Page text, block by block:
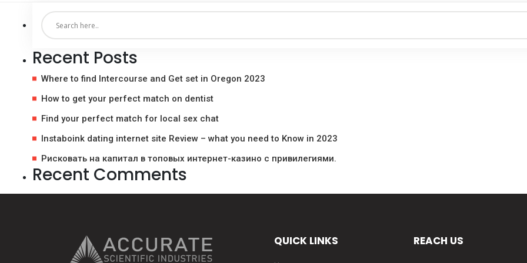
Recent Posts
Where to find Intercourse and Get set in Oregon 2023
How to get your perfect match on dentist
Find your perfect match for local sex chat
Instaboink dating internet site Review – what you need to Know in 2023
Рисковать на капитал в топовых интернет-казино с привилегиями.
Recent Comments
QUICK LINKS REACH US